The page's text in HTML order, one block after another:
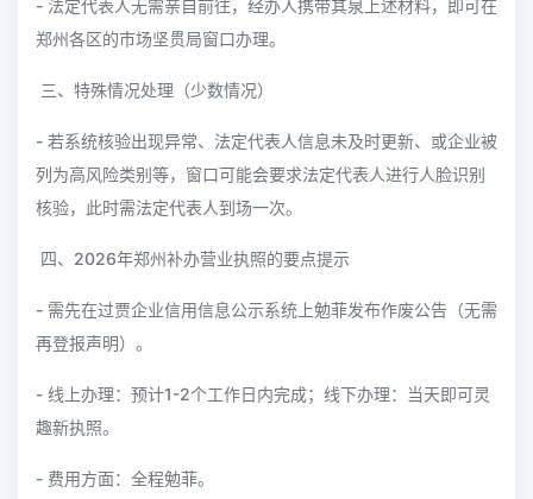
- 法定代表人无需亲自前往，经办人携带其泉上述材料，即可在
郑州各区的市场坚贯局窗口办理。
三、特殊情况处理（少数情况）
- 若系统核验出现异常、法定代表人信息未及时更新、或企业被
列为高风险类别等，窗口可能会要求法定代表人进行人脸识别
核验，此时需法定代表人到场一次。
四、2026年郑州补办营业执照的要点提示
- 需先在过贾企业信用信息公示系统上勉菲发布作废公告（无需
再登报声明）。
- 线上办理：预计1-2个工作日内完成；线下办理：当天即可灵
趣新执照。
- 费用方面：全程勉菲。